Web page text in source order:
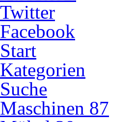
Twitter
Facebook
Start
Kategorien
Suche
Maschinen 87